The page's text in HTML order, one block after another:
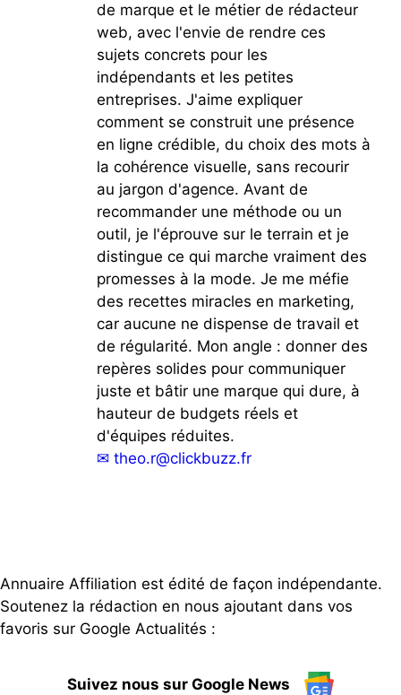
de marque et le métier de rédacteur
web, avec l'envie de rendre ces
sujets concrets pour les
indépendants et les petites
entreprises. J'aime expliquer
comment se construit une présence
en ligne crédible, du choix des mots à
la cohérence visuelle, sans recourir
au jargon d'agence. Avant de
recommander une méthode ou un
outil, je l'éprouve sur le terrain et je
distingue ce qui marche vraiment des
promesses à la mode. Je me méfie
des recettes miracles en marketing,
car aucune ne dispense de travail et
de régularité. Mon angle : donner des
repères solides pour communiquer
juste et bâtir une marque qui dure, à
hauteur de budgets réels et
d'équipes réduites.
✉ theo.r@clickbuzz.fr
Annuaire Affiliation est édité de façon indépendante.
Soutenez la rédaction en nous ajoutant dans vos
favoris sur Google Actualités :
Suivez nous sur Google News